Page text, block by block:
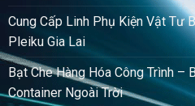
Cung Cấp Linh Phụ Kiện Vật Tư
Pleiku Gia Lai
Bạt Che Hàng Hóa Công Trình –
Container Ngoài Trời